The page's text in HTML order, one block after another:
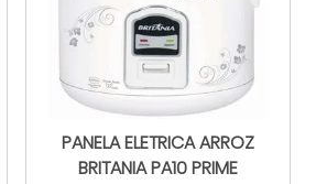
PANELA ELETRICA ARROZ
BRITANIA PA10 PRIME